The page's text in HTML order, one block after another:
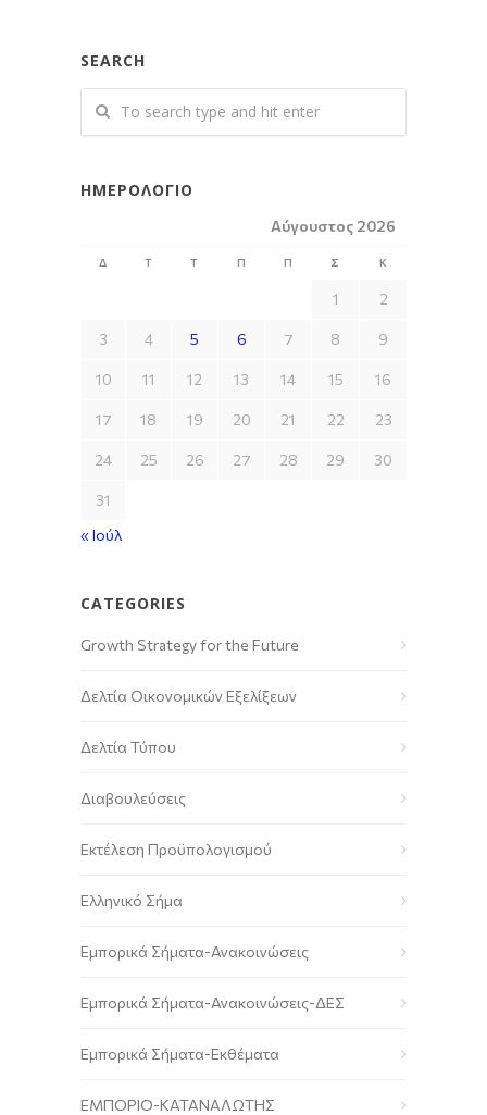
SEARCH
ΗΜΕΡΟΛΌΓΙΟ
Αύγουστος 2026
Δ Τ Τ Π Π Σ Κ
1 2
3 4 5 6 7 8 9
10 11 12 13 14 15 16
17 18 19 20 21 22 23
24 25 26 27 28 29 30
31
« Ιούλ
CATEGORIES
Growth Strategy for the Future
Δελτία Οικονομικών Εξελίξεων
Δελτία Τύπου
Διαβουλεύσεις
Εκτέλεση Προϋπολογισμού
Ελληνικό Σήμα
Εμπορικά Σήματα-Ανακοινώσεις
Εμπορικά Σήματα-Ανακοινώσεις-ΔΕΣ
Εμπορικά Σήματα-Εκθέματα
ΕΜΠΟΡΙΟ-ΚΑΤΑΝΑΛΩΤΗΣ